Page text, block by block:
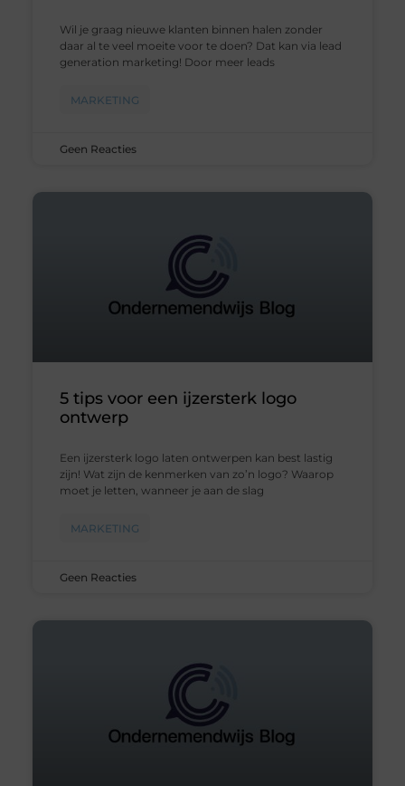
Wil je graag nieuwe klanten binnen halen zonder
daar al te veel moeite voor te doen? Dat kan via lead
generation marketing! Door meer leads
MARKETING
Geen Reacties
5 tips voor een ijzersterk logo
ontwerp
Een ijzersterk logo laten ontwerpen kan best lastig
zijn! Wat zijn de kenmerken van zo’n logo? Waarop
moet je letten, wanneer je aan de slag
MARKETING
Geen Reacties